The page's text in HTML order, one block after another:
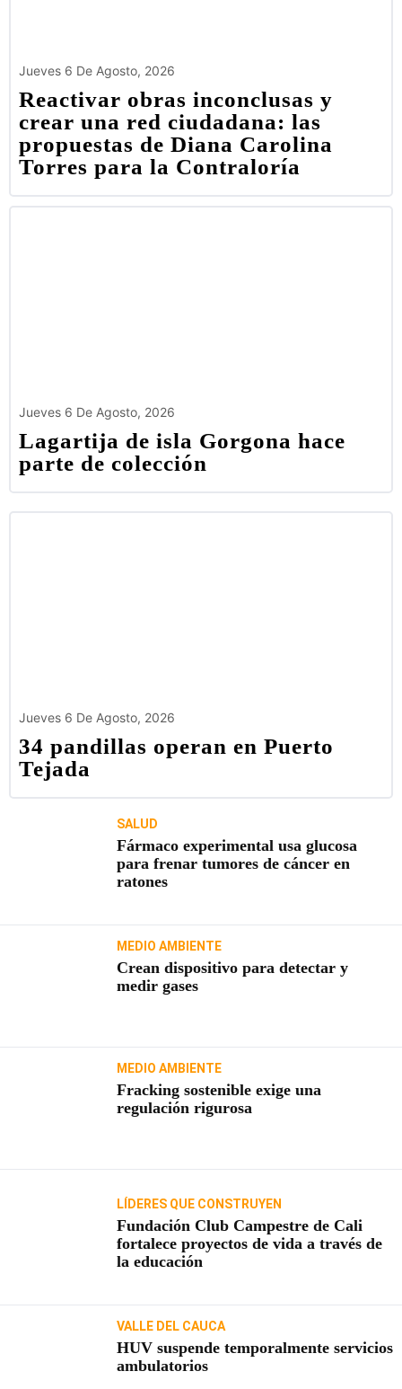
Jueves 6 De Agosto, 2026
Reactivar obras inconclusas y
crear una red ciudadana: las
propuestas de Diana Carolina
Torres para la Contraloría
Jueves 6 De Agosto, 2026
Lagartija de isla Gorgona hace
parte de colección
Jueves 6 De Agosto, 2026
34 pandillas operan en Puerto
Tejada
SALUD
Fármaco experimental usa glucosa
para frenar tumores de cáncer en
ratones
MEDIO AMBIENTE
Crean dispositivo para detectar y
medir gases
MEDIO AMBIENTE
Fracking sostenible exige una
regulación rigurosa
LÍDERES QUE CONSTRUYEN
Fundación Club Campestre de Cali
fortalece proyectos de vida a través de
la educación
VALLE DEL CAUCA
HUV suspende temporalmente servicios
ambulatorios